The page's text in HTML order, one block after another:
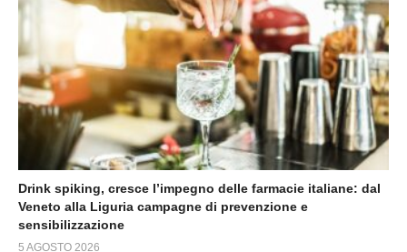
Drink spiking, cresce l’impegno delle farmacie italiane: dal
Veneto alla Liguria campagne di prevenzione e
sensibilizzazione
5 AGOSTO 2026